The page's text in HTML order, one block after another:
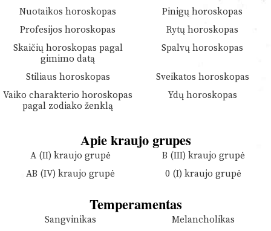
Nuotaikos horoskopas
Pinigų horoskopas
Profesijos horoskopas
Rytų horoskopas
Skaičių horoskopas pagal
gimimo datą
Spalvų horoskopas
Stiliaus horoskopas
Sveikatos horoskopas
Vaiko charakterio horoskopas
pagal zodiako ženklą
Ydų horoskopas
Apie kraujo grupes
A (II) kraujo grupė
B (III) kraujo grupė
AB (IV) kraujo grupė
0 (I) kraujo grupė
Temperamentas
Sangvinikas
Melancholikas